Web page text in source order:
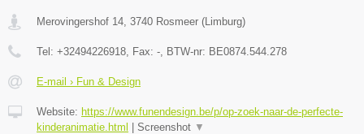
Merovingershof 14 3740 Rosmeer (Limburg)
Tel: +32494226918 , Fax: - , BTW-nr: BE0874.544.278
E-mail › Fun & Design
Website: https://www.funendesign.be/p/op-zoek-naar-de-perfecte-
kinderanimatie.html | Screenshot ▼